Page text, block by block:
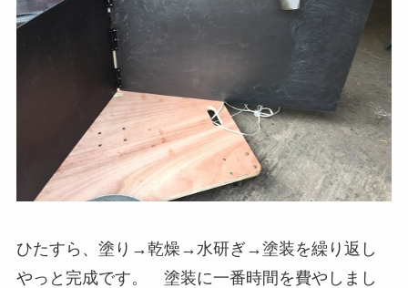
ひたすら、塗り→乾燥→水研ぎ→塗装を繰り返し
やっと完成です。 塗装に一番時間を費やしまし